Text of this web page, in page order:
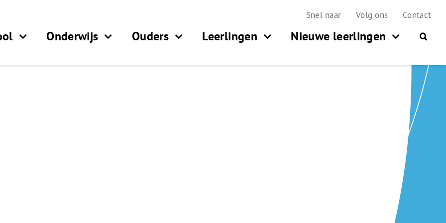
Snel naar Volg ons Contact
Onderwijs Ouders Leerlingen Nieuwe leerlingen